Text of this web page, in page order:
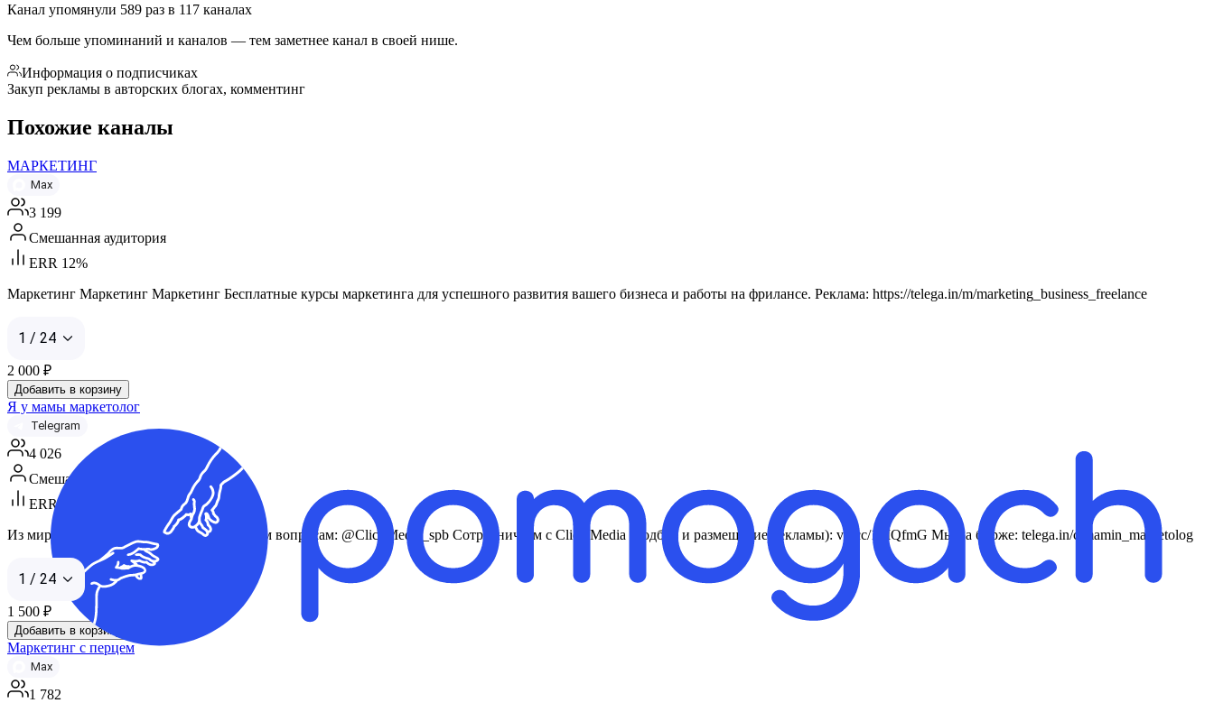
Канал упомянули 589 раз в 117 каналах
Чем больше упоминаний и каналов — тем заметнее канал в своей нише.
Информация о подписчиках
Закуп рекламы в авторских блогах, комментинг
Похожие каналы
МАРКЕТИНГ
Max
3 199
Смешанная аудитория
ERR 12%
Маркетинг Маркетинг Маркетинг Бесплатные курсы маркетинга для успешного развития вашего бизнеса и работы на фрилансе. Реклама: https://telega.in/m/marketing_business_freelance
1 / 24
2 000 ₽
Добавить в корзину
Я у мамы маркетолог
Telegram
4 026
Смешанная аудитория
ERR 13%
Из мира гениального маркетинга. По всем вопросам: @ClickMedia_spb Сотрудничаем с Click Media (подбор и размещение рекламы): vk.cc/1MQfmG Мы на бирже: telega.in/c/mamin_marketolog
1 / 24
1 500 ₽
Добавить в корзину
Маркетинг с перцем
Max
1 782